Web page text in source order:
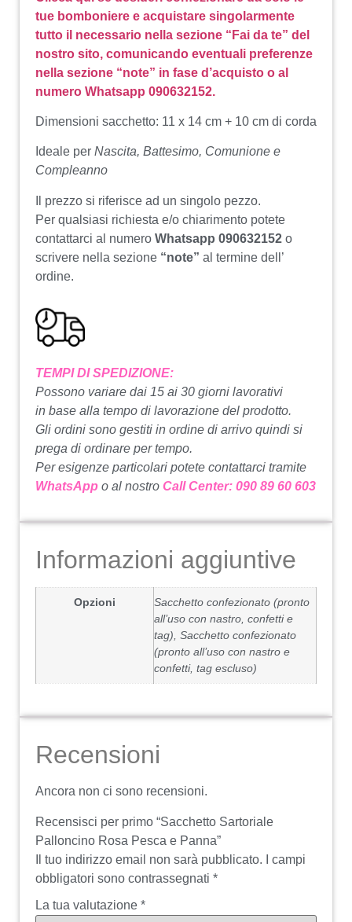
tue bomboniere e acquistare singolarmente
tutto il necessario nella sezione “Fai da te” del
nostro sito, comunicando eventuali preferenze
nella sezione “note” in fase d’acquisto o al
numero Whatsapp 090632152.
Dimensioni sacchetto: 11 x 14 cm + 10 cm di corda
Ideale per Nascita, Battesimo, Comunione e
Compleanno
Il prezzo si riferisce ad un singolo pezzo.
Per qualsiasi richiesta e/o chiarimento potete
contattarci al numero Whatsapp 090632152 o
scrivere nella sezione “note” al termine dell’
ordine.
TEMPI DI SPEDIZIONE:
Possono variare dai 15 ai 30 giorni lavorativi
in base alla tempo di lavorazione del prodotto.
Gli ordini sono gestiti in ordine di arrivo quindi si
prega di ordinare per tempo.
Per esigenze particolari potete contattarci tramite
WhatsApp o al nostro Call Center: 090 89 60 603
Informazioni aggiuntive
Opzioni
Sacchetto confezionato (pronto
all’uso con nastro, confetti e
tag), Sacchetto confezionato
(pronto all’uso con nastro e
confetti, tag escluso)
Recensioni
Ancora non ci sono recensioni.
Recensisci per primo “Sacchetto Sartoriale
Palloncino Rosa Pesca e Panna”
Il tuo indirizzo email non sarà pubblicato.
I campi
obbligatori sono contrassegnati *
La tua valutazione *